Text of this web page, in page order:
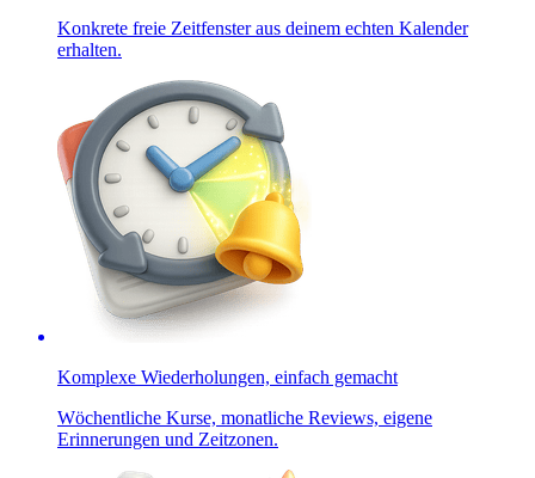
Konkrete freie Zeitfenster aus deinem echten Kalender
erhalten.
Komplexe Wiederholungen, einfach gemacht
Wöchentliche Kurse, monatliche Reviews, eigene
Erinnerungen und Zeitzonen.